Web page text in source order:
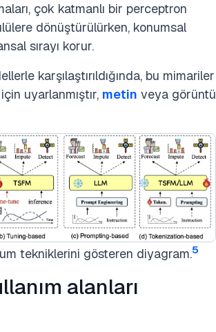
çok katmanlı bir perceptron
dönüştürülürken, konumsal
sırayı korur.
karşılaştırıldığında, bu mimariler
uyarlanmıştır, metin veya görüntü
tekniklerini gösteren diyagram.5
alanları